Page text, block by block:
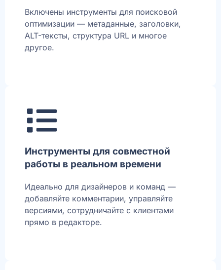
Включены инструменты для поисковой
оптимизации — метаданные, заголовки,
ALT-тексты, структура URL и многое
другое.
Инструменты для совместной
работы в реальном времени
Идеально для дизайнеров и команд —
добавляйте комментарии, управляйте
версиями, сотрудничайте с клиентами
прямо в редакторе.